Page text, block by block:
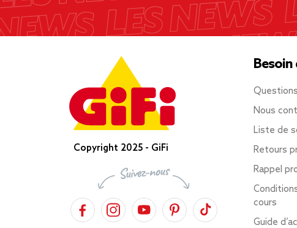
Copyright 2025 - GiFi
Besoin
Nous
Liste de
Retours
Rappel
cours
Guide